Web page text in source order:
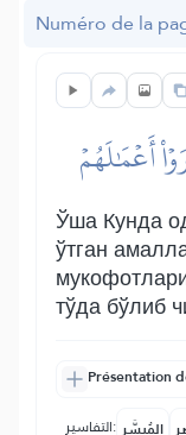
Numéro de la
أَعۡمَٰلَهُمۡ
Ўша Кунда
ўтган
тўда бўлиб
Présentation
التفاسير: المُيسَّر